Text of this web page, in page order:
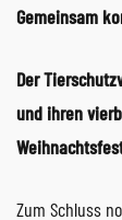
Gemeinsam
Der
und ihren
Zum Schluss